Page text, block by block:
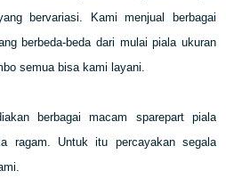
bervariasi. Kami menjual berbagai
berbeda-beda dari mulai piala ukuran
semua bisa kami layani.
berbagai macam sparepart piala
ragam. Untuk itu percayakan segala